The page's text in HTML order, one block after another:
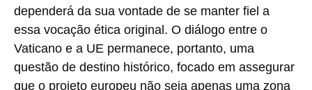
dependerá da sua vontade de se manter fiel a
essa vocação ética original. O diálogo entre o
Vaticano e a UE permanece, portanto, uma
questão de destino histórico, focado em assegurar
que o projeto europeu não seja apenas uma zona